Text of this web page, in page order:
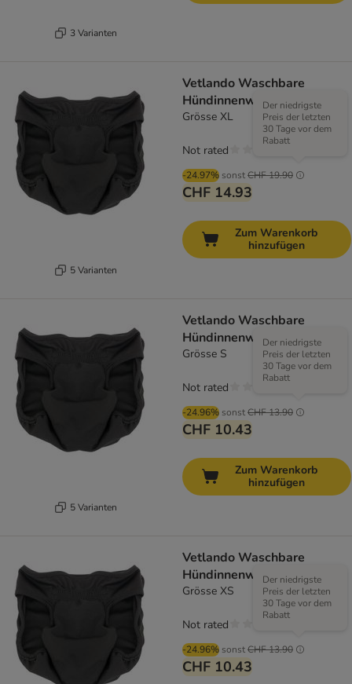
3 Varianten
5 Varianten
Vetlando Waschbare
Hündinnenwindel
Grösse XL
-24.97% sonstCHF 19.90
Der niedrigste
Preis der letzten
30 Tage vor dem
Rabatt
CHF 14.93
Not rated
Zum Warenkorb
hinzufügen
5 Varianten
Vetlando Waschbare
Hündinnenwindel
Grösse S
-24.96% sonstCHF 13.90
Der niedrigste
Preis der letzten
30 Tage vor dem
Rabatt
CHF 10.43
Not rated
Zum Warenkorb
hinzufügen
Vetlando Waschbare
Hündinnenwindel
Grösse XS
-24.96% sonstCHF 13.90
Der niedrigste
Preis der letzten
30 Tage vor dem
Rabatt
CHF 10.43
Not rated